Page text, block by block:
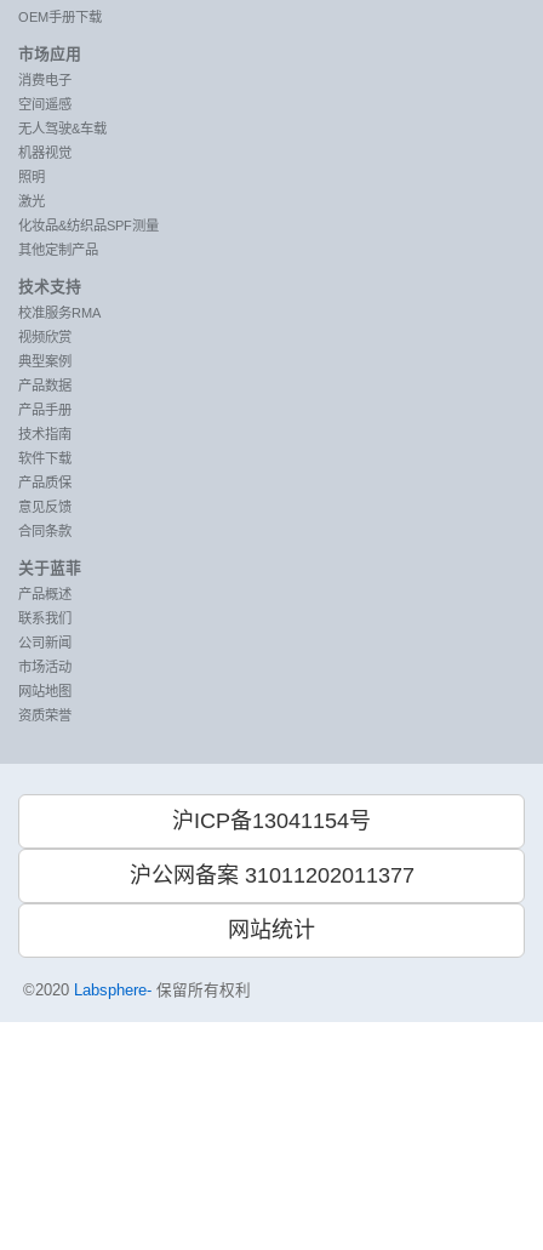
OEM手册下载
市场应用
消费电子
空间遥感
无人驾驶&车载
机器视觉
照明
激光
化妆品&纺织品SPF测量
其他定制产品
技术支持
校准服务RMA
视频欣赏
典型案例
产品数据
产品手册
技术指南
软件下载
产品质保
意见反馈
合同条款
关于蓝菲
产品概述
联系我们
公司新闻
市场活动
网站地图
资质荣誉
沪ICP备13041154号
沪公网备案 31011202011377
网站统计
©2020 Labsphere- 保留所有权利